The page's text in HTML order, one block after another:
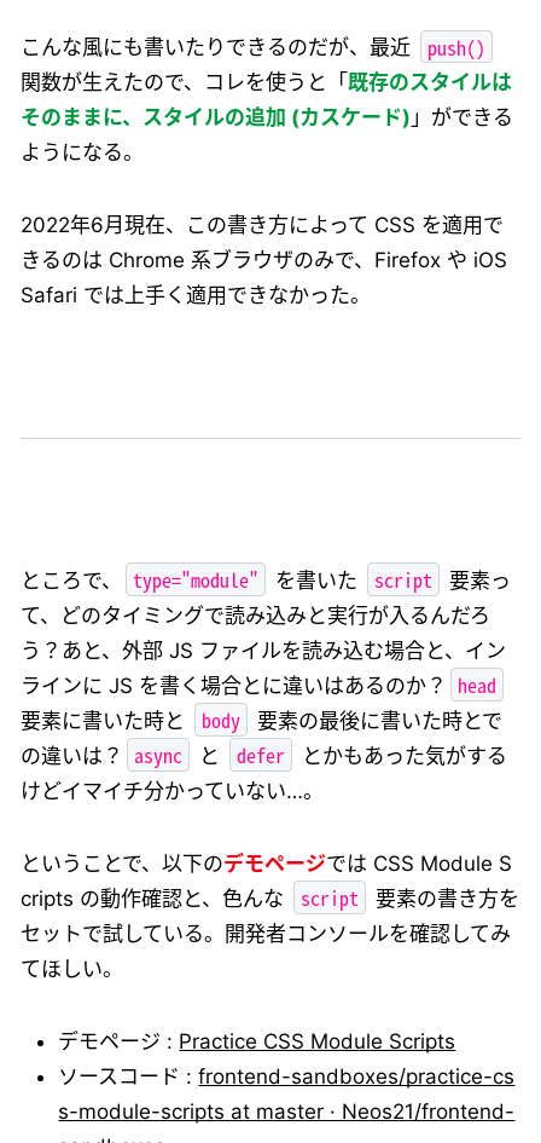
こんな風にも書いたりできるのだが、最近 push()
関数が生えたので、コレを使うと「 既存のスタイルは
そのままに、スタイルの追加 (カスケード) 」ができる
ようになる。
2022年6月現在、この書き方によって CSS を適用で
きるのは Chrome 系ブラウザのみで、Firefox や iOS
Safari では上手く適用できなかった。
ところで、 type="module" を書いた script
要素っ
て、どのタイミングで読み込みと実行が入るんだろ
う？あと、外部 JS ファイルを読み込む場合と、イン
ラインに JS を書く場合とに違いはあるのか？
head
要素に書いた時と body
要素の最後に書いた時とで
の違いは？
async と defer
とかもあった気がする
けどイマイチ分かっていない…。
ということで、以下のデモページでは CSS Module S
cripts の動作確認と、色んな
script
要素の書き方を
セットで試している。開発者コンソールを確認してみ
てほしい。
デモページ : Practice CSS Module Scripts
ソースコード :frontend-sandboxes/practice-cs
s-module-scripts at master · Neos21/frontend-